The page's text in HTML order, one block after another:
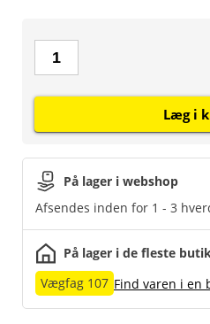
På lager i webshop
Afsendes inden for 1 - 3
På lager i de fleste
Vægfag 107 Find varen i
Læg i